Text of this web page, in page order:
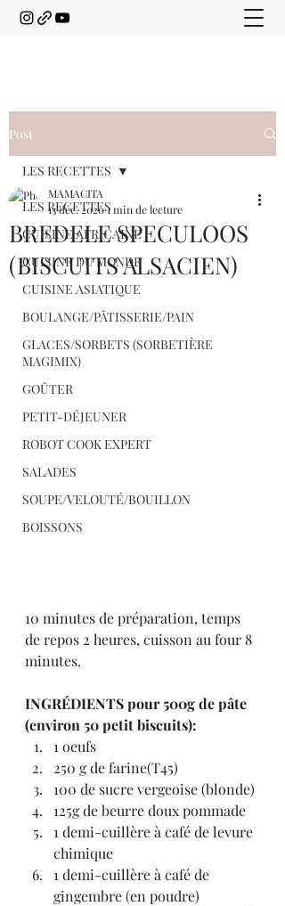
Post
LES RECETTES
CUISINE AFRICAINE
CUISINE DU MONDE
CUISINE ASIATIQUE
BOULANGE/PÂTISSERIE/PAIN
GLACES/SORBETS (SORBETIÈRE
MAGIMIX)
GOÛTER
PETIT-DÉJEUNER
ROBOT COOK EXPERT
SALADES
SOUPE/VELOUTÉ/BOUILLON
BOISSONS
LES RECETTES
BREDELE SPECULOOS
(BISCUITS ALSACIEN)
MAMACITA
13 déc. 20201 min de lecture
10 minutes de préparation, temps
de repos 2 heures, cuisson au four 8
minutes.
INGRÉDIENTS pour 500g de pâte
(environ 50 petit biscuits):
1 oeufs
250 g de farine(T45)
100 de sucre vergeoise (blonde)
125g de beurre doux pommade
1 demi-cuillère à café de levure
chimique
1 demi-cuillère à café de
gingembre (en poudre)